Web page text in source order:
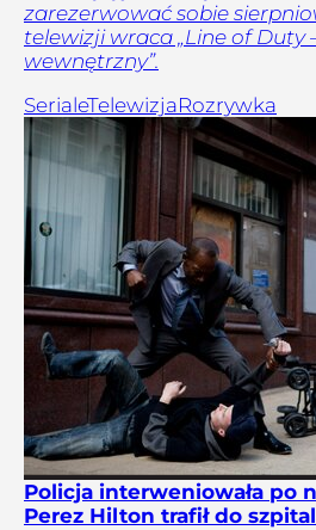
zarezerwować sobie
telewizji wraca „Line of Duty
wewnętrzny”.
SerialeTelewizjaRozrywka
Policja interweniowała po
Perez Hilton trafił do